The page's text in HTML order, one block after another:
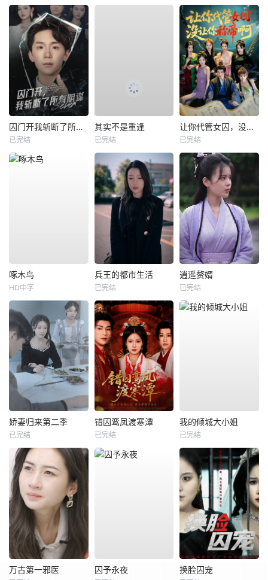
囚门开我斩断了所有阴谋
已完结
其实不是重逢
已完结
让你代管女囚，没让你称帝啊
已完结
啄木鸟
HD中字
兵王的都市生活
已完结
逍遥赘婿
已完结
娇妻归来第二季
已完结
错囚鸾凤渡寒潭
已完结
我的倾城大小姐
已完结
万古第一邪医 囚予永夜 换脸囚宠